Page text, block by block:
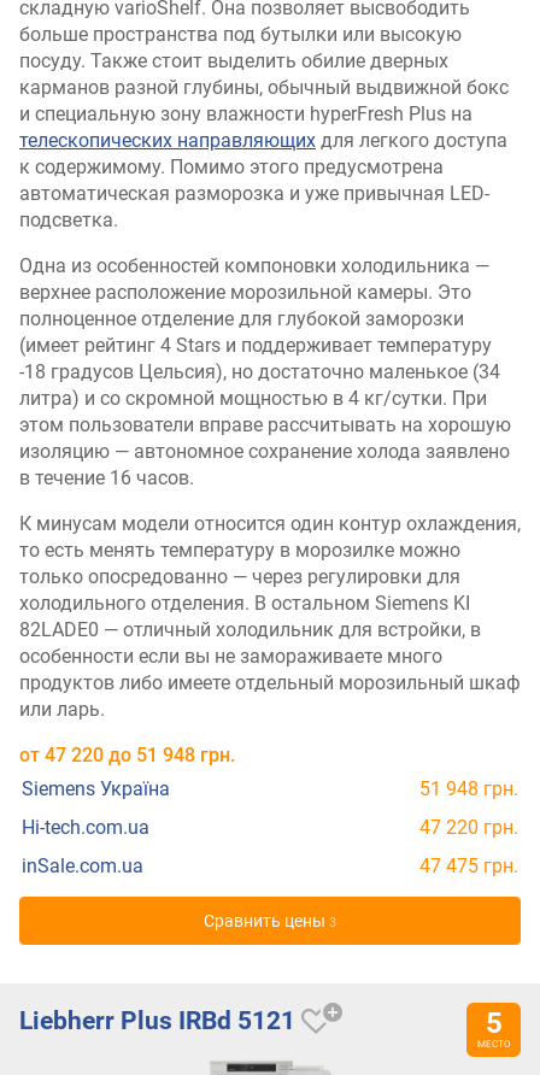
складную varioShelf. Она позволяет высвободить
больше пространства под бутылки или высокую
посуду. Также стоит выделить обилие дверных
карманов разной глубины, обычный выдвижной бокс
и специальную зону влажности hyperFresh Plus на
телескопических направляющих для легкого доступа
к содержимому. Помимо этого предусмотрена
автоматическая разморозка и уже привычная LED-
подсветка.
Одна из особенностей компоновки холодильника —
верхнее расположение морозильной камеры. Это
полноценное отделение для глубокой заморозки
(имеет рейтинг 4 Stars и поддерживает температуру
-18 градусов Цельсия), но достаточно маленькое (34
литра) и со скромной мощностью в 4 кг/сутки. При
этом пользователи вправе рассчитывать на хорошую
изоляцию — автономное сохранение холода заявлено
в течение 16 часов.
К минусам модели относится один контур охлаждения,
то есть менять температуру в морозилке можно
только опосредованно — через регулировки для
холодильного отделения. В остальном Siemens KI
82LADE0 — отличный холодильник для встройки, в
особенности если вы не замораживаете много
продуктов либо имеете отдельный морозильный шкаф
или ларь.
от 47 220 до 51 948 грн.
Siemens Україна
51 948 грн.
Hi-tech.com.ua
47 220 грн.
inSale.com.ua
47 475 грн.
Cравнить цены 3
Liebherr Plus IRBd 5121